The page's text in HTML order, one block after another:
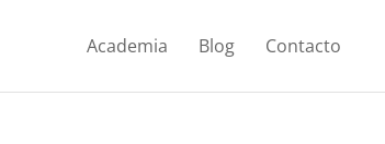
Academia Blog Contacto